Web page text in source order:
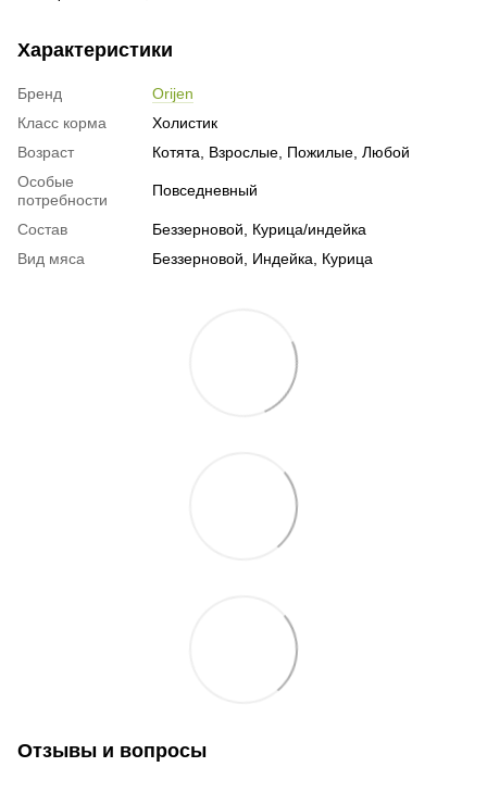
Характеристики
Бренд
Orijen
Класс корма
Холистик
Возраст
Котята, Взрослые, Пожилые, Любой
Особые
потребности
Повседневный
Состав
Беззерновой, Курица/индейка
Вид мяса
Беззерновой, Индейка, Курица
Отзывы и вопросы